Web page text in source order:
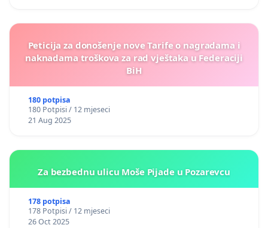
Peticija za donošenje nove Tarife o nagradama i
naknadama troškova za rad vještaka u Federaciji
BiH
180 potpisa
180 Potpisi / 12 mjeseci
21 Aug 2025
Za bezbednu ulicu Moše Pijade u Pozarevcu
178 potpisa
178 Potpisi / 12 mjeseci
26 Oct 2025